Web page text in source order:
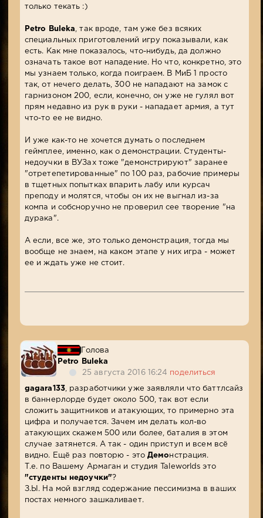
только текать :)
Petro Buleka, так вроде, там уже без всяких
специальных приготовлений игру показывали, как
есть. Как мне показалось, что-нибудь, да должно
означать такое вот нападение. Но что, конкретно, это
мы узнаем только, когда поиграем. В МиБ 1 просто
так, от нечего делать, 300 не нападают на замок с
гарнизоном 200, если, конечно, он уже не гулял вот
прям недавно из рук в руки - нападает армия, а тут
что-то ее не видно.
И уже как-то не хочется думать о последнем
геймплее, именно, как о демонстрации. Студенты-
недоучки в ВУЗах тоже "демонстрируют" заранее
"отретепетированные" по 100 раз, рабочие примеры
в тщетных попытках впарить лабу или курсач
преподу и молятся, чтобы он их не выгнал из-за
компа и собсноручно не проверил сее творение "на
дурака".
А если, все же, это только демонстрация, тогда мы
вообще не знаем, на каком этапе у них игра - может
ее и ждать уже не стоит.
Голова
Petro Buleka
25 августа 2016 16:24 поделиться
gagara133, разработчики уже заявляли что баттлсайз
в баннерлорде будет около 500, так вот если
сложить защитников и атакующих, то примерно эта
цифра и получается. Зачем им делать кол-во
атакующих скажем 500 или более, баталия в этом
случае затянется. А так - один приступ и всем всё
видно. Ещё раз повторю - это Демонстрация.
Т.е. по Вашему Армаган и студия Taleworlds это
"студенты недоучки" ?
З.Ы. На мой взгляд содержание пессимизма в ваших
постах немного зашкаливает.